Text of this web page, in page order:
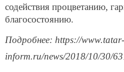
содействия процветанию,
благосостоянию.
Подробнее: https://www.tatar-
inform.ru/news/2018/10/30/